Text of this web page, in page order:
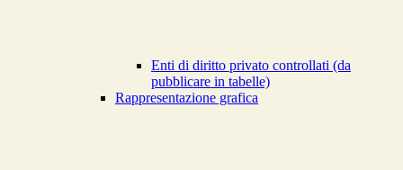
Enti di diritto privato controllati (da
pubblicare in tabelle)
Rappresentazione grafica